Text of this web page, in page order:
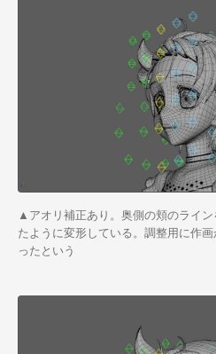
▲アオリ補正あり。奥側の頬のライ
たように変形している。調整用に作
ったという